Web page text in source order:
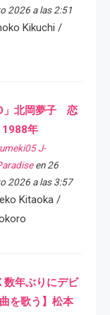
2026 a las 2:51
Kikuchi /
」北岡夢子 恋
年
J-
en 26
2026 a las 3:57
Kitaoka /
数年ぶりにデビ
を歌う】松本